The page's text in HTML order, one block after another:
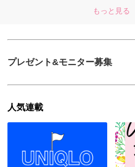
もっと見る
プレゼント&モニター募集
人気連載